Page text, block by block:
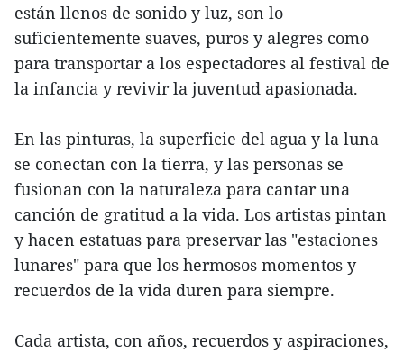
están llenos de sonido y luz, son lo
suficientemente suaves, puros y alegres como
para transportar a los espectadores al festival de
la infancia y revivir la juventud apasionada.
En las pinturas, la superficie del agua y la luna
se conectan con la tierra, y las personas se
fusionan con la naturaleza para cantar una
canción de gratitud a la vida. Los artistas pintan
y hacen estatuas para preservar las "estaciones
lunares" para que los hermosos momentos y
recuerdos de la vida duren para siempre.
Cada artista, con años, recuerdos y aspiraciones,